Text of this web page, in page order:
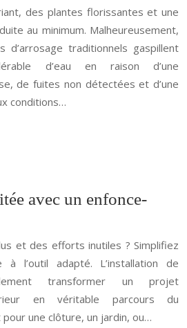
des plantes florissantes et une
au minimum. Malheureusement,
d’arrosage traditionnels gaspillent
d’eau en raison d’une
de fuites non détectées et d’une
conditions…
avec un enfonce-
et des efforts inutiles ? Simplifiez
à l’outil adapté. L’installation de
transformer un projet
en véritable parcours du
une clôture, un jardin, ou…